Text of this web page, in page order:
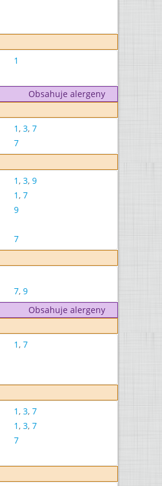
1
Obsahuje alergeny
1, 3, 7
7
1, 3, 9
1, 7
9
7
7, 9
Obsahuje alergeny
1, 7
1, 3, 7
1, 3, 7
7